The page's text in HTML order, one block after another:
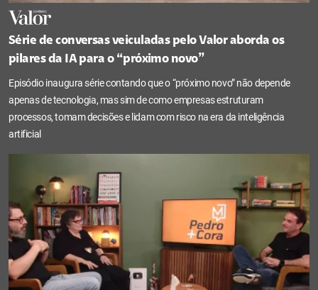
Série de conversas veiculadas pelo Valor aborda os
pilares da IA para o “próximo novo”
Episódio inaugura série contando que o “próximo novo” não depende
apenas de tecnologia, mas sim de como empresas estruturam
processos, tomam decisões e lidam com risco na era da inteligência
artificial